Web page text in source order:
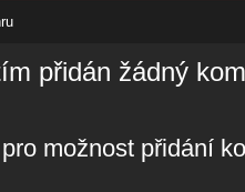
přidán žádný
možnost přidání